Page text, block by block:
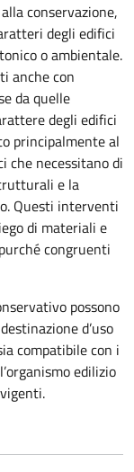
conservazione,
degli edifici
o ambientale.
anche con
da quelle
degli edifici
principalmente al
che necessitano di
e la
Questi interventi
di materiali e
congruenti
possono
d’uso
compatibile con i
edilizio